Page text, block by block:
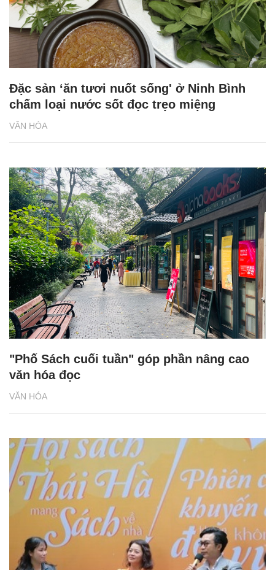
VĂN HÓA
Đặc sản ‘ăn tươi nuốt sống' ở Ninh Bình
chấm loại nước sốt đọc trẹo miệng
VĂN HÓA
"Phố Sách cuối tuần" góp phần nâng cao
văn hóa đọc